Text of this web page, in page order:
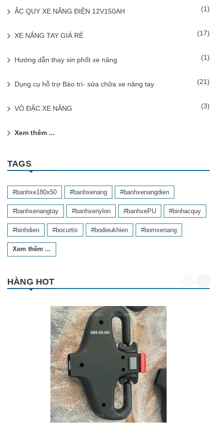
ẮC QUY XE NÂNG ĐIỆN 12V150AH (1)
XE NÂNG TAY GIÁ RẺ (17)
Hướng dẫn thay sin phốt xe nâng (1)
Dụng cụ hỗ trợ Bảo trì- sửa chữa xe nâng tay (21)
VỎ ĐẶC XE NÂNG (3)
Xem thêm ...
TAGS
#banhxe180x50 #banhxenang #banhxenangdien
#banhxenangtay #banhxenylon #banhxePU #binhacquy
#binhdien #bocurtis #bodieukhien #bomxenang
Xem thêm ...
HÀNG HOT